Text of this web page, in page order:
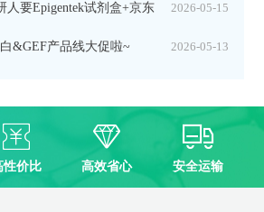
东卡 2026-05-15
人要Epigentek试剂盒+京东
2026-05-13
&GEF产品线大促啦~
性价比 高效省心 安全运输